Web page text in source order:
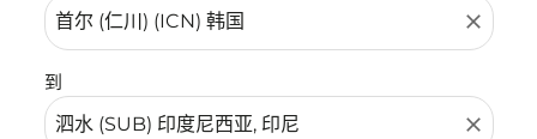
close
到
close